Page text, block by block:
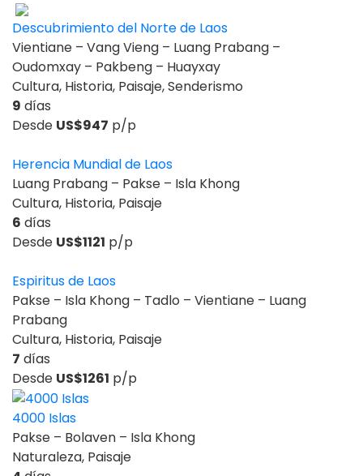
Descubrimiento del Norte de Laos
Vientiane – Vang Vieng – Luang Prabang –
Oudomxay – Pakbeng – Huayxay
Cultura, Historia, Paisaje, Senderismo
9 días
Desde US$947 p/p
Herencia Mundial de Laos
Luang Prabang – Pakse – Isla Khong
Cultura, Historia, Paisaje
6 días
Desde US$1121 p/p
Espiritus de Laos
Pakse – Isla Khong – Tadlo – Vientiane – Luang
Prabang
Cultura, Historia, Paisaje
7 días
Desde US$1261 p/p
4000 Islas
Pakse – Bolaven – Isla Khong
Naturaleza, Paisaje